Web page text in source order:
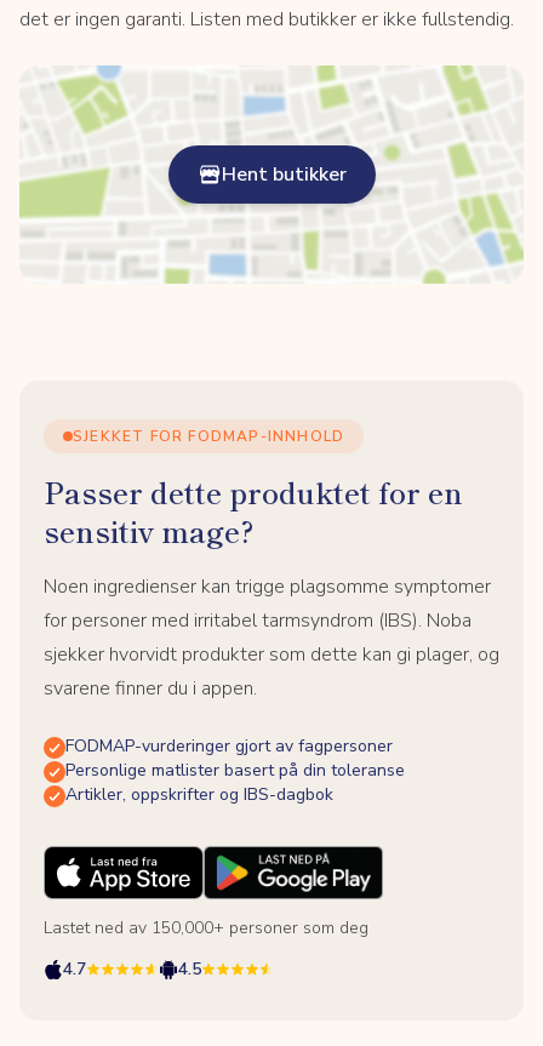
det er ingen garanti. Listen med butikker er ikke fullstendig.
Hent butikker
SJEKKET FOR FODMAP-INNHOLD
Passer dette produktet for en
sensitiv mage?
Noen ingredienser kan trigge plagsomme symptomer
for personer med irritabel tarmsyndrom (IBS). Noba
sjekker hvorvidt produkter som dette kan gi plager, og
svarene finner du i appen.
FODMAP-vurderinger gjort av fagpersoner
Personlige matlister basert på din toleranse
Artikler, oppskrifter og IBS-dagbok
Lastet ned av 150,000+ personer som deg
4.7
4.5